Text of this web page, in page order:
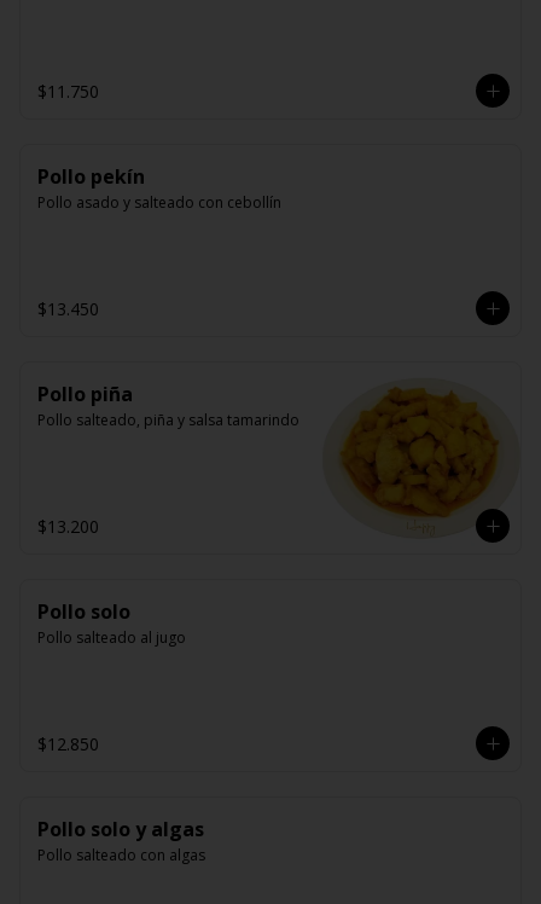
$11.750
Pollo pekín
Pollo asado y salteado con cebollín
$13.450
Pollo piña
Pollo salteado, piña y salsa tamarindo
$13.200
Pollo solo
Pollo salteado al jugo
$12.850
Pollo solo y algas
Pollo salteado con algas